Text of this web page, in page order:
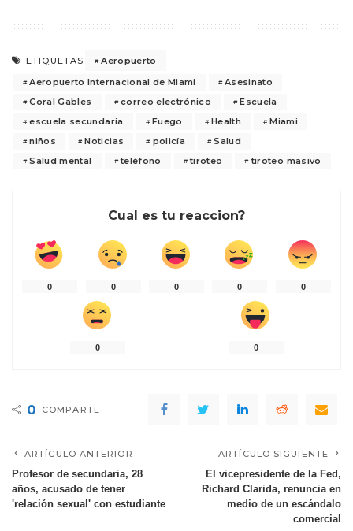
ETIQUETAS
Aeropuerto
Aeropuerto Internacional de Miami
Asesinato
Coral Gables
correo electrónico
Escuela
escuela secundaria
Fuego Health
Miami
niños
Noticias policía
Salud
Salud mental
teléfono tiroteo tiroteo masivo
Cual es tu reaccion?
0 0 0 0 0
0 0
0 COMPARTE
ARTÍCULO ANTERIOR
Profesor de secundaria, 28
años, acusado de tener
'relación sexual' con estudiante
ARTÍCULO SIGUIENTE
El vicepresidente de la Fed,
Richard Clarida, renuncia en
medio de un escándalo
comercial